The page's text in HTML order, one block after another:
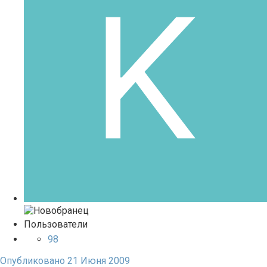
Пользователи
98
Опубликовано 21 Июня 2009